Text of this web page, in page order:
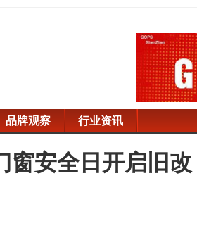
品牌观察 行业资讯
窗安全日开启旧改